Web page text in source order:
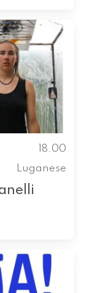
18.00
Luganese